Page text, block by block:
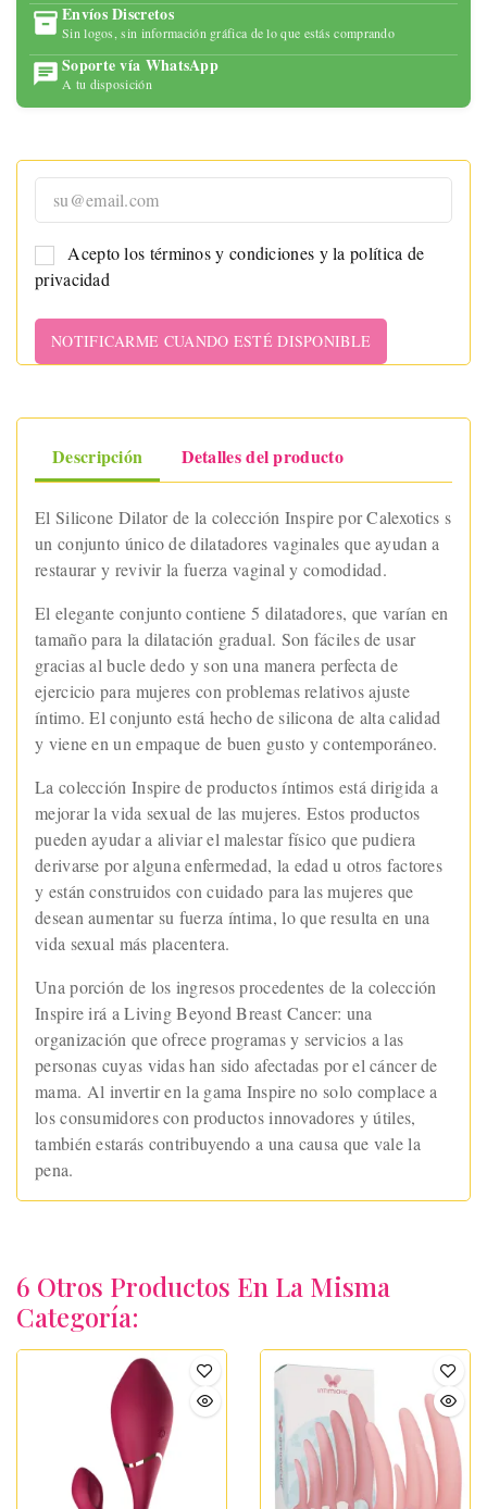
Envíos Discretos
Sin logos, sin información gráfica de lo que estás comprando
Soporte vía WhatsApp
A tu disposición
Acepto los términos y condiciones y la política de
privacidad
NOTIFICARME CUANDO ESTÉ DISPONIBLE
Descripción Detalles del producto
El Silicone Dilator de la colección Inspire por Calexotics s
un conjunto único de dilatadores vaginales que ayudan a
restaurar y revivir la fuerza vaginal y comodidad.
El elegante conjunto contiene 5 dilatadores, que varían en
tamaño para la dilatación gradual. Son fáciles de usar
gracias al bucle dedo y son una manera perfecta de
ejercicio para mujeres con problemas relativos ajuste
íntimo. El conjunto está hecho de silicona de alta calidad
y viene en un empaque de buen gusto y contemporáneo.
La colección Inspire de productos íntimos está dirigida a
mejorar la vida sexual de las mujeres. Estos productos
pueden ayudar a aliviar el malestar físico que pudiera
derivarse por alguna enfermedad, la edad u otros factores
y están construidos con cuidado para las mujeres que
desean aumentar su fuerza íntima, lo que resulta en una
vida sexual más placentera.
Una porción de los ingresos procedentes de la colección
Inspire irá a Living Beyond Breast Cancer: una
organización que ofrece programas y servicios a las
personas cuyas vidas han sido afectadas por el cáncer de
mama. Al invertir en la gama Inspire no solo complace a
los consumidores con productos innovadores y útiles,
también estarás contribuyendo a una causa que vale la
pena.
6 Otros Productos En La Misma
Categoría: